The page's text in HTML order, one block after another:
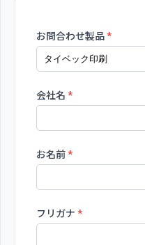
お問合わせ製品*
会社名 *
お名前*
フリガナ *